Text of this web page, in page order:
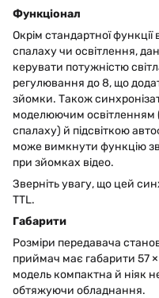
Функціонал
Окрім стандартної
спалаху чи освітлення,
керувати потужністю
регулювання до 8, що
зйомки. Також
моделюючим освітленням
спалаху) й підсвіткою
може вимкнути функцію
при зйомках відео.
Зверніть увагу, що цей
TTL.
Габарити
Розміри передавача
приймач має габарити 57
модель компактна й ніяк
обтяжуючи обладнання.